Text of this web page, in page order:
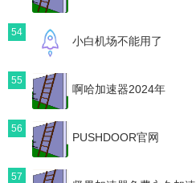
54
小白机场不能用了
55
啊哈加速器2024年
56
PUSHDOOR官网
57